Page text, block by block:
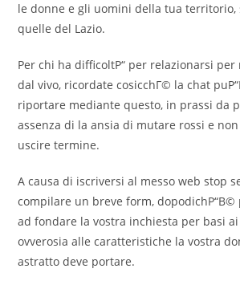
le donne e gli uomini della tua territorio,
quelle del Lazio.
Per chi ha difficoltР“ per relazionarsi per
dal vivo, ricordate cosicchГ© la chat
riportare mediante questo, in prassi da
assenza di la ansia di mutare rossi e
uscire termine.
A causa di iscriversi al messo web stop
compilare un breve form,
ad fondare la vostra inchiesta per basi
ovverosia alle caratteristiche la vostra
astratto deve portare.